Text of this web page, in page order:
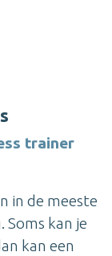
trainer
in de meeste
Soms kan je
kan een